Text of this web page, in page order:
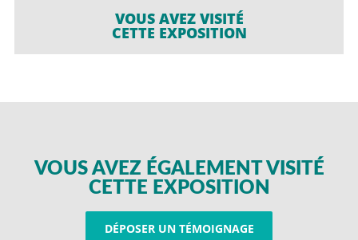
VOUS AVEZ VISITÉ
CETTE EXPOSITION
VOUS AVEZ ÉGALEMENT VISITÉ
CETTE EXPOSITION
DÉPOSER UN TÉMOIGNAGE